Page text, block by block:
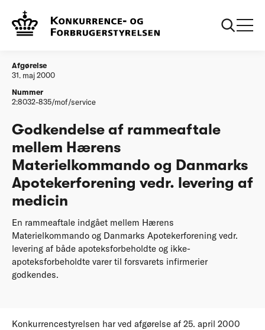
Afgørelser
Materielkommando og Danmarks
Apotekerforening
Afgørelse
31. maj 2000
Nummer
2:8032-835/mof/service
Godkendelse af rammeaftale
mellem Hærens
Materielkommando og Danmarks
Apotekerforening vedr. levering af
medicin
En rammeaftale indgået mellem Hærens
Materielkommando og Danmarks Apotekerforening vedr.
levering af både apoteksforbeholdte og ikke-
apoteksforbeholdte varer til forsvarets infirmerier
godkendes.
Konkurrencestyrelsen har ved afgørelse af 25. april 2000